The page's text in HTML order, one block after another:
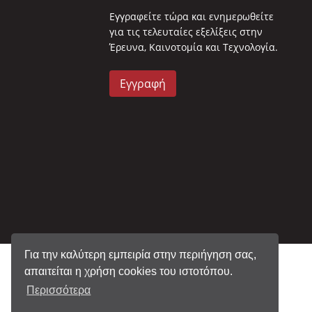
Για την καλύτερη εμπειρία στην περιήγηση σας,
απαιτείται η χρήση cookies του ιστοτόπου.
Περισσότερα
Eγγραφείτε τώρα και ενημερωθείτε
για τις τελευταίες εξελίξεις στην
Έρευνα, Καινοτομία και Τεχνολογία.
Εγγραφή